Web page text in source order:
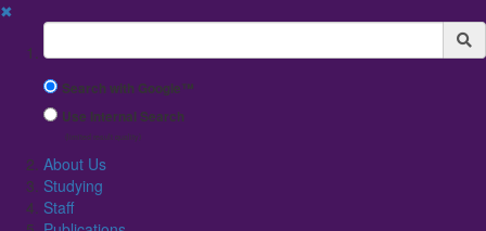
✖
Suchbegriff
Search with Google™
Use Internal Search
(limited result quality)
About Us
Studying
Staff